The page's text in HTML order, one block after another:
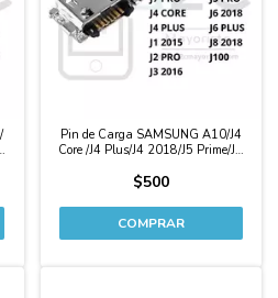
Pin de Carga SAMSUNG A10/J4
Core /J4 Plus/J4 2018/J5 Prime/J6
2015/J2 Pro/J3 2016/J5 2015/J5
$500